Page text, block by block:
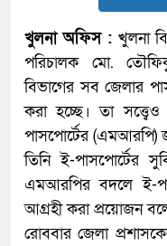
খুলনা অফিস :খুলনা
পরিচালক মো.
বিভাগের সব জেলার
করা হচ্ছে। তা সত্ত্বেও
পাসপোর্টের
তিনি ই-পাসপোর্টের
এমআরপির বদলে ই-
আগ্রহী করা প্রয়োজন
রোববার জেলা